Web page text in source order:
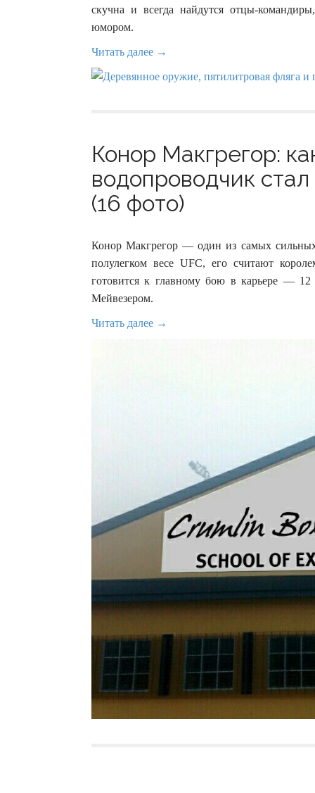
скучна и всегда найдутся отцы-
юмором.
Читать далее →
Конор Макгрегор:
водопроводчик
(16 фото)
Конор Макгрегор — один из самых
полулегком весе UFC, его считают
готовится к главному бою в карьере —
Мейвезером.
Читать далее →